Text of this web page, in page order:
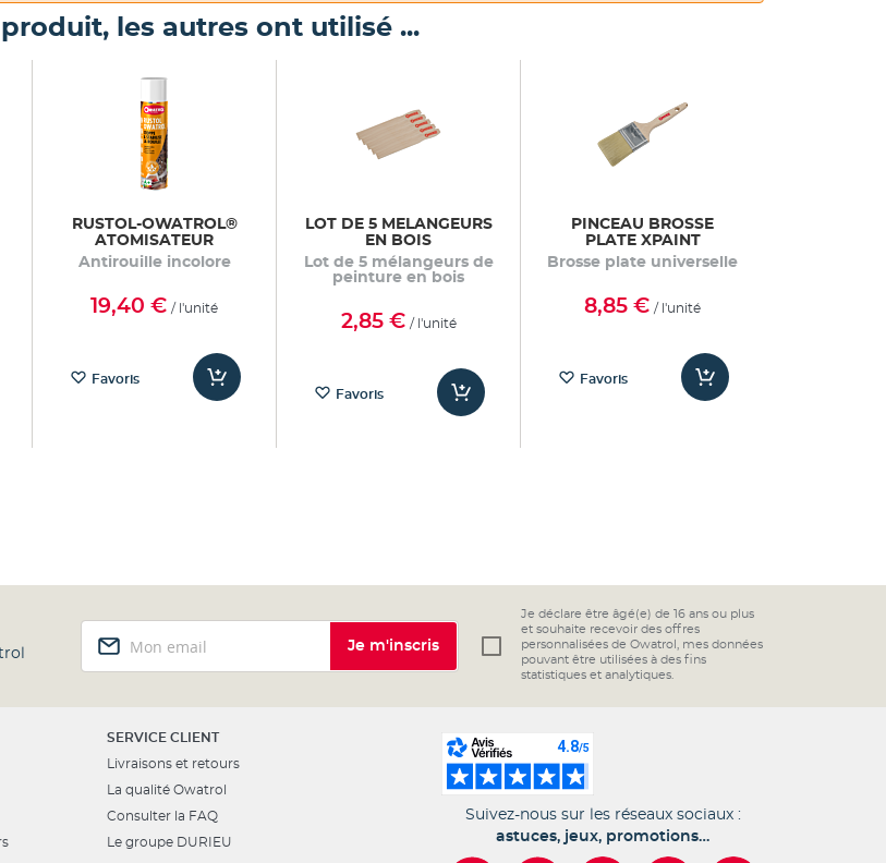
les autres ont utilisé ...
RUSTOL-OWATROL®
ATOMISATEUR
Antirouille incolore
19,40 € / l'unité
Favoris
LOT DE 5 MELANGEURS
EN BOIS
Lot de 5 mélangeurs de
peinture en bois
2,85 € / l'unité
Favoris
PINCEAU BROSSE
PLATE XPAINT
Brosse plate universelle
8,85 € / l'unité
Favoris
notre
Je m'inscris
Je déclare être âgé(e) de 16 ans ou plus
et souhaite recevoir des offres
personnalisées de Owatrol, mes données
pouvant être utilisées à des fins
statistiques et analytiques.
SERVICE CLIENT
Livraisons et retours
La qualité Owatrol
Consulter la FAQ
Le groupe DURIEU
Suivez-nous sur les réseaux sociaux :
astuces, jeux, promotions…